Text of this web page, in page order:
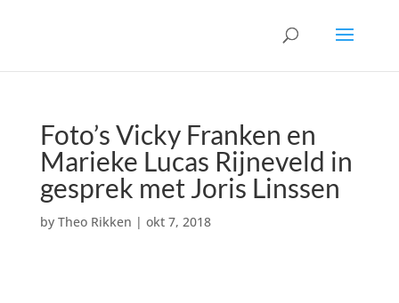
Foto’s Vicky Franken en
Marieke Lucas Rijneveld in
gesprek met Joris Linssen
by Theo Rikken | okt 7, 2018